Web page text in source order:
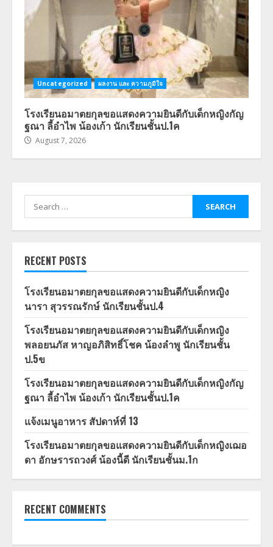
Uncategorized ผลงาน และ ความภูมิใจ
โรงเรียนอมาตยกุลขอแสดงความยินดีกับเด็กหญิงกัญ
ฐณา ลี้อำไพ น้องเก้า นักเรียนชั้นป.1ค
August 7, 2026
Search
for:
RECENT POSTS
โรงเรียนอมาตยกุลขอแสดงความยินดีกับเด็กหญิง
นารา สุวรรณรักษ์ นักเรียนชั้นป.4
โรงเรียนอมาตยกุลขอแสดงความยินดีกับเด็กหญิง
พลอยนภัส หาญอภิสิทธิ์โชค น้องลำพู นักเรียนชั้น
ป.5ข
โรงเรียนอมาตยกุลขอแสดงความยินดีกับเด็กหญิงกัญ
ฐณา ลี้อำไพ น้องเก้า นักเรียนชั้นป.1ค
แจ้งเมนูอาหาร สัปดาห์ที่ 13
โรงเรียนอมาตยกุลขอแสดงความยินดีกับเด็กหญิงเฌอ
ดา อักษรารถวงศ์ น้องนี้ดี นักเรียนชั้นม.1ก
RECENT COMMENTS